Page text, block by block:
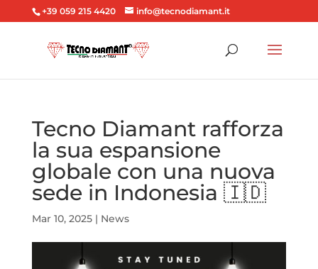
+39 059 215 4420 info@tecnodiamant.it
Tecno Diamant rafforza
la sua espansione
globale con una nuova
sede in Indonesia 🇮🇩
Mar 10, 2025| News